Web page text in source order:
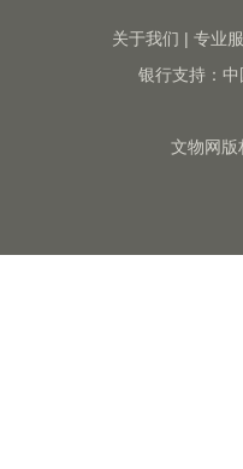
关于我们 | 专业
银行支持：
文物网